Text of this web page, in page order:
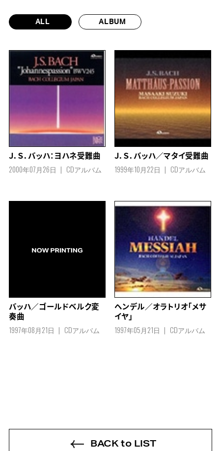
ALL ALBUM
Ｊ．Ｓ．バッハ：ヨハネ受難曲
2000年07月26日 CDアルバム
Ｊ．Ｓ．バッハ／マタイ受難曲
1999年10月22日 CDアルバム
バッハ／ゴールドベルク変
奏曲
1997年08月21日 CDアルバム
ヘンデル／オラトリオ「メサ
イヤ」
1997年05月21日 CDアルバム
BACK to LIST